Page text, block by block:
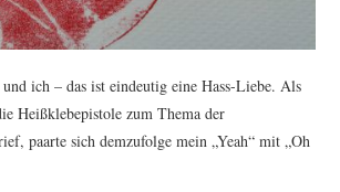
AM
ich – das ist eindeutig eine Hass-Liebe. Als
Heißklebepistole zum Thema der
paarte sich demzufolge mein „Yeah“ mit „Oh